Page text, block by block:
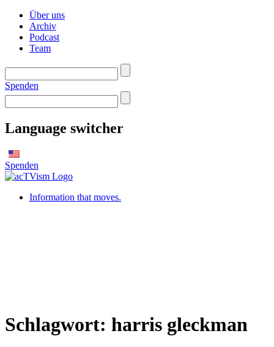
Über uns
Archiv
Podcast
Team
Spenden
Language switcher
Spenden
Information that moves.
Schlagwort: harris gleckman